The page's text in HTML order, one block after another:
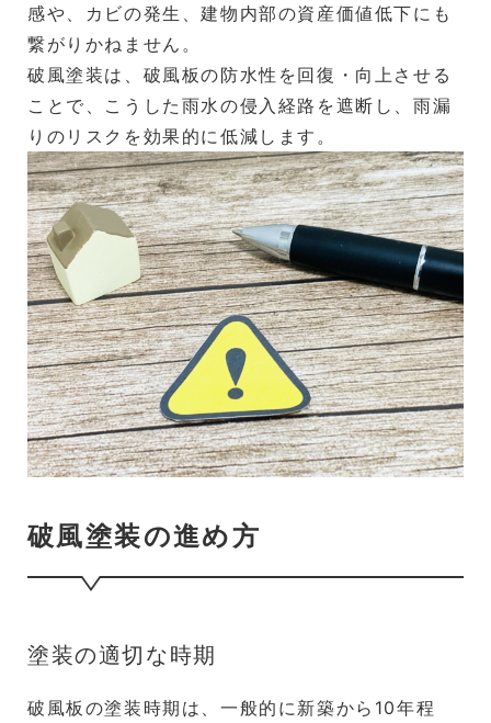
感や、カビの発生、建物内部の資産価値低下にも
繋がりかねません。
破風塗装は、破風板の防水性を回復・向上させる
ことで、こうした雨水の侵入経路を遮断し、雨漏
りのリスクを効果的に低減します。
破風塗装の進め方
塗装の適切な時期
破風板の塗装時期は、一般的に新築から10年程